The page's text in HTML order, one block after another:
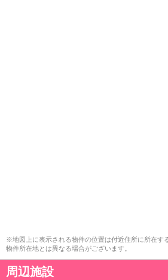
※地図上に表示される物件の位置は付近住所に所在す
物件所在地とは異なる場合がございます。
周辺施設